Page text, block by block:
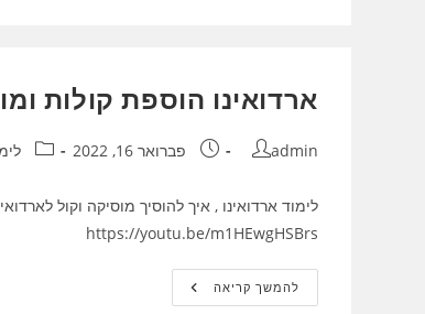
ארדואינו הוספת קולות
מחבר:
admin פורסם:פברואר 16, 2022
https://youtu.be/m1HEwgHSBrs
להמשך קריאהארדואינו
הוספת